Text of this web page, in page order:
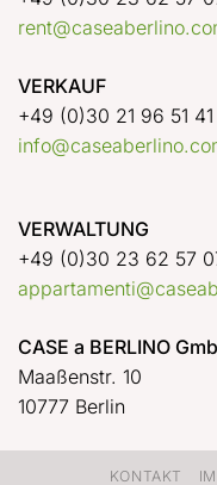
VERKAUF
+49 (0)30 21 96 51 41
VERWALTUNG
+49 (0)30 23 62 57
CASE a BERLINO
Maaßenstr. 10
10777 Berlin
KONTAKT